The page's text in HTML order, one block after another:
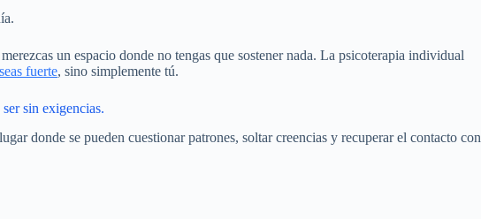
un espacio donde no tengas que sostener nada. La psicoterapia individual
fuerte, sino simplemente tú.
sin exigencias.
donde se pueden cuestionar patrones, soltar creencias y recuperar el contacto con